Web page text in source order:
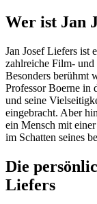
Wer ist Jan
Jan Josef Liefers ist
zahlreiche Film- und
Besonders berühmt
Professor Boerne in
und seine
eingebracht. Aber
ein Mensch mit
im Schatten seines
Die
Liefers